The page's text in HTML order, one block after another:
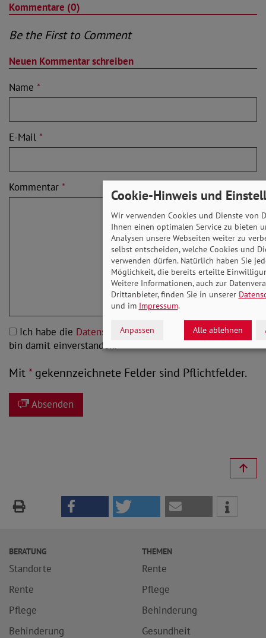
Kommentare (0)
Be the First to Comment
Neuen Kommentar schreiben
Name *
E-Mail *
Kommentar *
Ich habe die Datenschutzbestimmungengelesen und
bin damit einverstanden.*
Mit*gekennzeichnete Felder sind Pflichtfelder.
Absenden
BERATUNG
Standorte
Rente
Pflege
Behinderung
THEMEN
Rente
Pflege
Behinderung
Gesundheit
Cookie-Hinweis und
Wir verwenden Cookies und Dienste von
Ihnen einen optimalen Service zu bieten
Analysen unsere Webseiten weiter zu
selbst entscheiden, welche Cookies und
verwenden dürfen. Natürlich haben Sie
Möglichkeit, die bereits erteilte
Weitere Informationen, auch zur
Drittanbieter, finden Sie in unserer
und im Impressum.
Anpassen Alle ablehnen